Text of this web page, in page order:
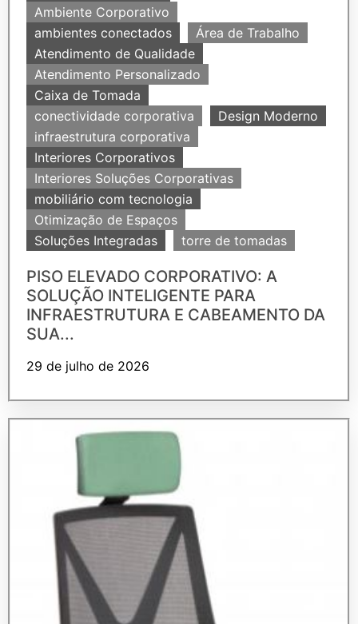
Ambiente Corporativo
ambientes conectados
Área de Trabalho
Atendimento de Qualidade
Atendimento Personalizado
Caixa de Tomada
conectividade corporativa
Design Moderno
infraestrutura corporativa
Interiores Corporativos
Interiores Soluções Corporativas
mobiliário com tecnologia
Otimização de Espaços
Soluções Integradas
torre de tomadas
PISO ELEVADO CORPORATIVO: A
SOLUÇÃO INTELIGENTE PARA
INFRAESTRUTURA E CABEAMENTO DA
SUA...
29 de julho de 2026